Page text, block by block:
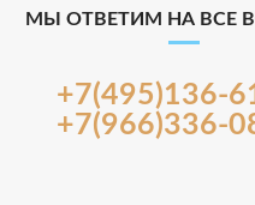
МЫ ОТВЕТИМ НА ВСЕ
+7(495)136-
+7(966)336-